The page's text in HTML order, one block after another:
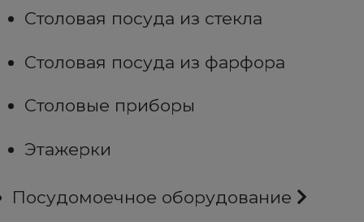
Столовая посуда из стекла
Столовая посуда из фарфора
Столовые приборы
Этажерки
Посудомоечное оборудование